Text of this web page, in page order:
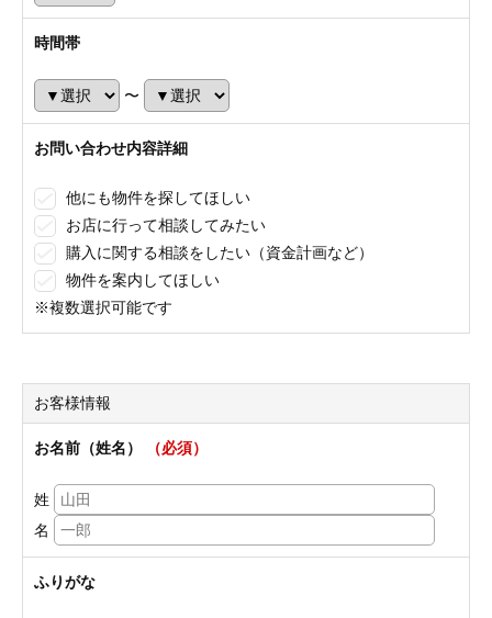
時間帯
〜
お問い合わせ内容詳細
他にも物件を探してほしい
お店に行って相談してみたい
購入に関する相談をしたい（資金計画など）
物件を案内してほしい
※複数選択可能です
お客様情報
お名前（姓名） （必須）
姓
名
ふりがな